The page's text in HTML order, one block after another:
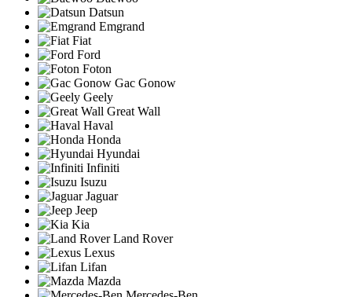
Datsun
Emgrand
Fiat
Ford
Foton
Gac Gonow
Geely
Great Wall
Haval
Honda
Hyundai
Infiniti
Isuzu
Jaguar
Jeep
Kia
Land Rover
Lexus
Lifan
Mazda